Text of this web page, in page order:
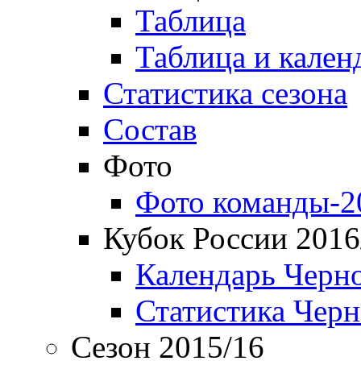
Таблица
Таблица и
Статистика сезона
Состав
Фото
Фото команды-
Кубок России
Календарь
Статистика
Сезон 2015/16